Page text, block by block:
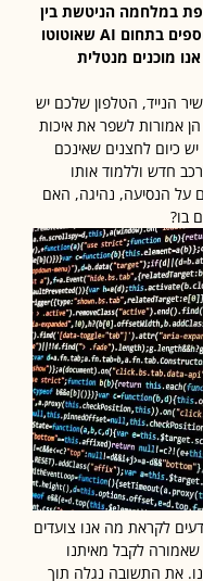
הניטשת בין
החברות הגדולות בעולם, על יישומים נוספים בתחום AI שאוטוטו
מנטלית
הטלפון שלכם יש
לשפר את איכות
שאינכם
אותו
נהיגה, האם
מה אנו צועדים
מאיתנו
נגלה תוך